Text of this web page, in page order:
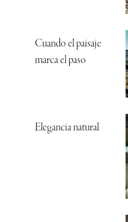
Cuando el paisaje
marca el paso
Elegancia natural